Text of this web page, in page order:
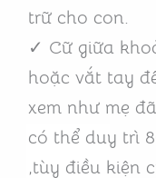
trữ cho con.
✓ Cữ giữa
hoặc vắt tay
xem như mẹ
có thể duy trì
,tùy điều kiện